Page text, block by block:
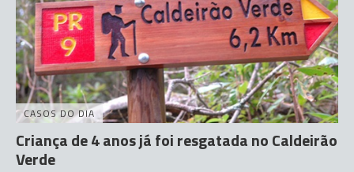
CASOS DO DIA
Criança de 4 anos já foi resgatada no Caldeirão
Verde